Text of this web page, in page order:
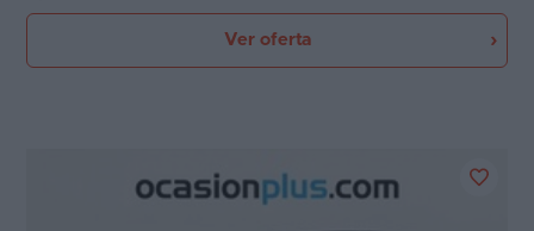
Ver oferta